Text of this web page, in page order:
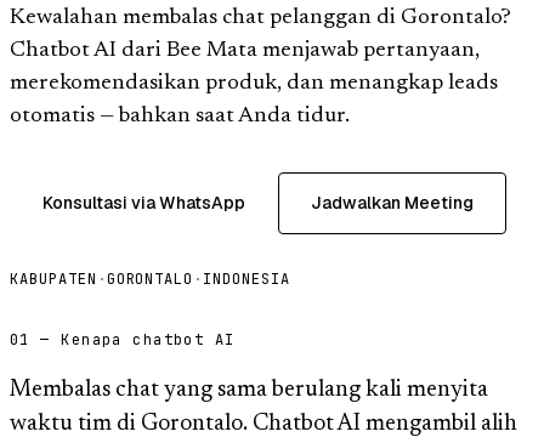
Kewalahan membalas chat pelanggan di Gorontalo?
Chatbot AI dari Bee Mata menjawab pertanyaan,
merekomendasikan produk, dan menangkap leads
otomatis — bahkan saat Anda tidur.
Konsultasi via WhatsApp Jadwalkan Meeting
KABUPATEN ·GORONTALO · INDONESIA
01 — Kenapa chatbot AI
Membalas chat yang sama berulang kali menyita
waktu tim di Gorontalo. Chatbot AI mengambil alih